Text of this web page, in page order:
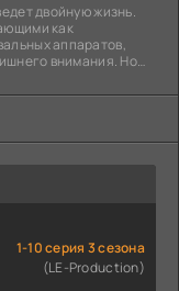
двойную жизнь.
как
аппаратов,
внимания. Но
1-10 серия 3 сезона
(LE-Production)